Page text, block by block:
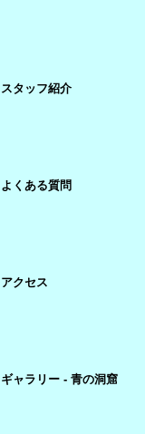
スタッフ紹介
よくある質問
アクセス
ギャラリー - 青の洞窟